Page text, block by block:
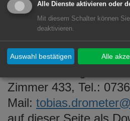
Anträge, Pläne und
für diese oder andere
Bauplätze erhalten
Aalen von Herr
Zimmer 433, Tel.:
Mail:
auf dieser Seite als
Alle Dienste aktivieren oder
Mit diesem Schalter können
deaktivieren.
Auswahl bestätigen Alle